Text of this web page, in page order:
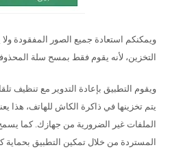
ويمكنكم استعادة جميع الصور المفقودة
التخزين، لأنه يقوم فقط بمسح سلة
ويقوم التطبيق بإعادة التدوير مع تنظيف
يتم تخزينها في ذاكرة الكاش للهاتف، هذا
الملفات غير الضرورية من جهازك. كما
المستردة من خلال تمكين التطبيق